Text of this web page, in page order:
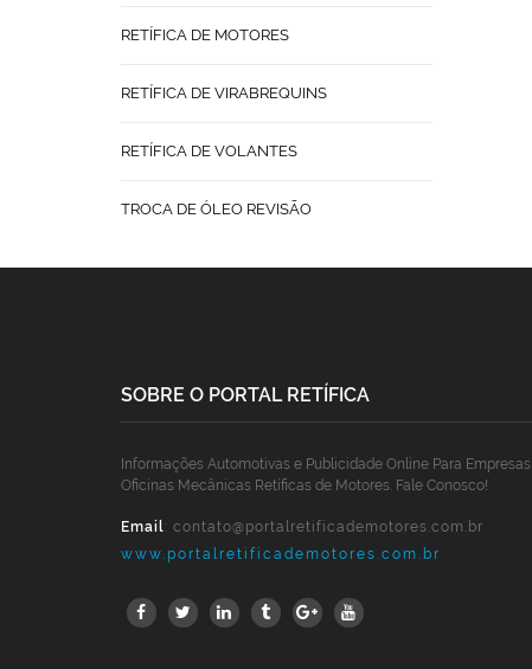
RETÍFICA DE MOTORES
RETÍFICA DE VIRABREQUINS
RETÍFICA DE VOLANTES
TROCA DE ÓLEO REVISÃO
SOBRE O PORTAL RETÍFICA
Informações Automotivas e Publicidade Online Para Empresas
Oficinas Mecânicas Retíficas de Motores. Fale Conosco!
Email: contato@portalretificademotores.com.br
www.portalretificademotores.com.br